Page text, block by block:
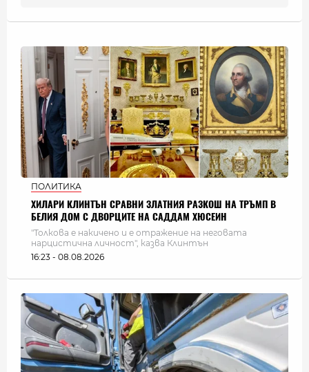
ПОЛИТИКА
ХИЛАРИ КЛИНТЪН СРАВНИ ЗЛАТНИЯ РАЗКОШ НА ТРЪМП В
БЕЛИЯ ДОМ С ДВОРЦИТЕ НА САДДАМ ХЮСЕИН
"Толкова е накичено и е отражение на неговата
нарцистична личност", казва Клинтън
16:23 - 08.08.2026